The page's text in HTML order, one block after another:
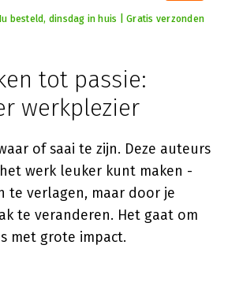
besteld, dinsdag in huis | Gratis verzonden
tot passie:
werkplezier
of saai te zijn. Deze auteurs
werk leuker kunt maken -
te verlagen, maar door je
te veranderen. Het gaat om
met grote impact.